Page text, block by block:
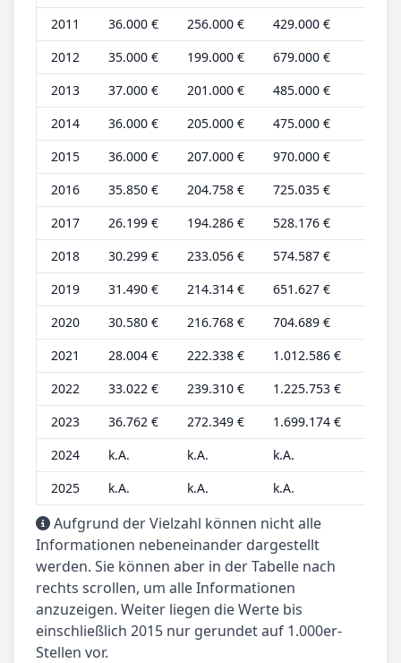
2011
36.000 € 256.000 € 429.000 €
2012
35.000 € 199.000 € 679.000 €
2013
37.000 € 201.000 € 485.000 €
2014
36.000 € 205.000 € 475.000 €
2015
36.000 € 207.000 € 970.000 €
2016
35.850 € 204.758 € 725.035 €
2017
26.199 € 194.286 € 528.176 €
2018
30.299 € 233.056 € 574.587 €
2019
31.490 € 214.314 € 651.627 €
2020
30.580 € 216.768 € 704.689 €
2021
28.004 € 222.338 € 1.012.586 €
2022
33.022 € 239.310 € 1.225.753 €
2023
36.762 € 272.349 € 1.699.174 €
2024
k.A. k.A. k.A.
2025
k.A. k.A. k.A.
Aufgrund der Vielzahl können nicht alle
Informationen nebeneinander dargestellt
werden. Sie können aber in der Tabelle nach
rechts scrollen, um alle Informationen
anzuzeigen. Weiter liegen die Werte bis
einschließlich 2015 nur gerundet auf 1.000er-
Stellen vor.